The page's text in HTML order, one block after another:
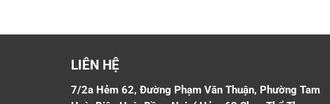
LIÊN HỆ
7/2a Hẻm 62, Đường Phạm Văn Thuận, Phường Tam